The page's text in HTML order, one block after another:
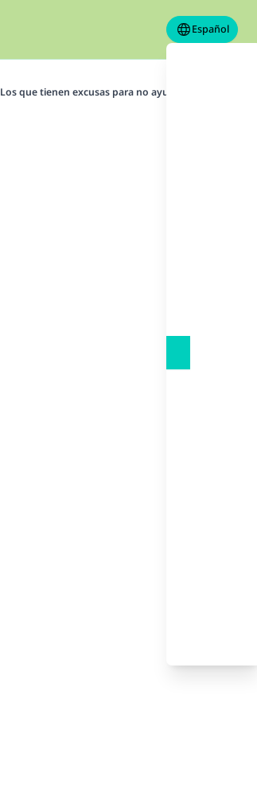
Español
Los que tienen excusas para no ayunar